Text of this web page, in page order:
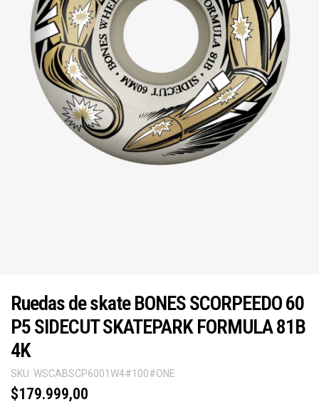
Ruedas de skate BONES SCORPEEDO 60
P5 SIDECUT SKATEPARK FORMULA 81B
4K
SKU: WSCABSCP6001W4#100#ONE
$179.999,00